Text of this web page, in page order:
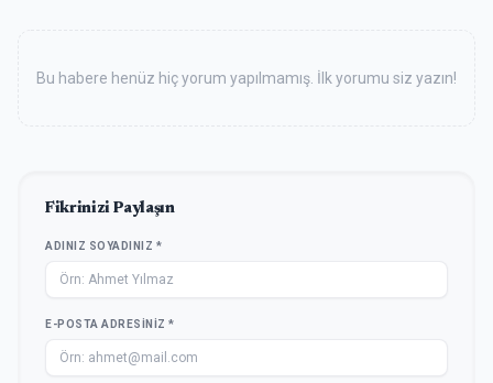
Bu habere henüz hiç yorum yapılmamış. İlk yorumu siz yazın!
Fikrinizi Paylaşın
ADINIZ SOYADINIZ *
E-POSTA ADRESINIZ *